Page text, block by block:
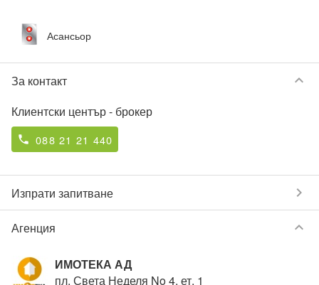
Асансьор
За контакт keyboard_arrow_down
Клиентски център- брокер
phone 088 21 21 440
Изпрати запитване chevron_right
Агенция keyboard_arrow_down
ИМОТЕКА АД
пл. Света Неделя No 4, ет. 1